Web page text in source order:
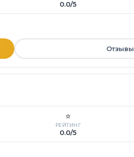
0.0/5
Отзывы
⭐
РЕЙТИНГ
0.0/5